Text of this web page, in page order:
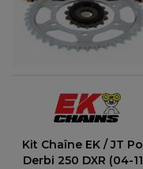
COMMANDE RECULE
CLIGNOTANT
EMBOUT DE
FEU ARRIÈRE MOTO
PONTET /
NOS MARQUES
ACCESSOIRE
ACCESSOIRE
ACCESSOIRES
ACCESSOIRES
Kit Chaîne EK / JT
Derbi 250 DXR (04-